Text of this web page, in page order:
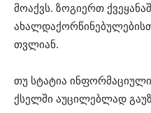
მოაქვს. ზოგიერთ
თვლიან.
თუ სტატია
ქსელში აუცილებლად